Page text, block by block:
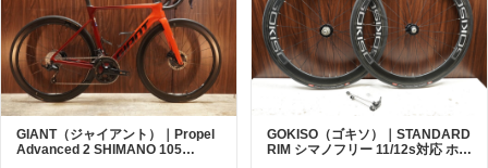
GIANT（ジャイアント）｜Propel
Advanced 2 SHIMANO 105
GOKISO（ゴキソ）｜STANDARD
RIM シマノフリー 11/12s対応 ホイ